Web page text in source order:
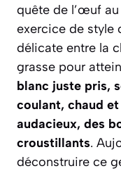
quête de l’œuf
exercice de style
délicate entre la
grasse pour
blanc juste pris,
coulant, chaud
audacieux, des
croustillants.
déconstruire ce